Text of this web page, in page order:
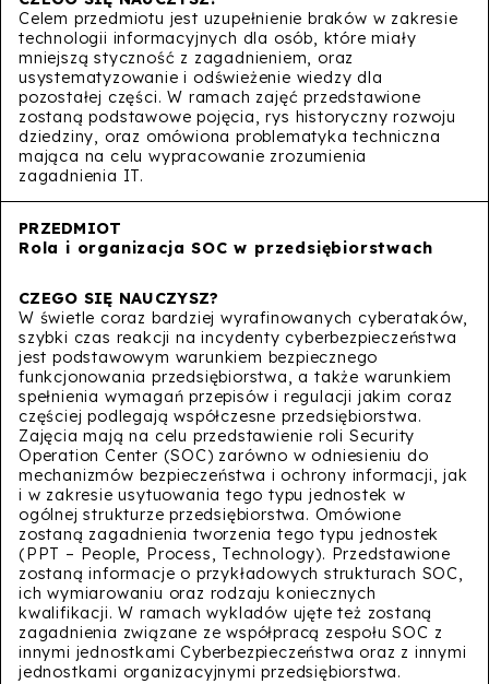
Celem przedmiotu jest uzupełnienie braków w zakresie
technologii informacyjnych dla osób, które miały
mniejszą styczność z zagadnieniem, oraz
usystematyzowanie i odświeżenie wiedzy dla
pozostałej części. W ramach zajęć przedstawione
zostaną podstawowe pojęcia, rys historyczny rozwoju
dziedziny, oraz omówiona problematyka techniczna
mająca na celu wypracowanie zrozumienia
zagadnienia IT.
Rola i organizacja SOC w przedsiębiorstwach
W świetle coraz bardziej wyrafinowanych cyberataków,
szybki czas reakcji na incydenty cyberbezpieczeństwa
jest podstawowym warunkiem bezpiecznego
funkcjonowania przedsiębiorstwa, a także warunkiem
spełnienia wymagań przepisów i regulacji jakim coraz
częściej podlegają współczesne przedsiębiorstwa.
Zajęcia mają na celu przedstawienie roli Security
Operation Center (SOC) zarówno w odniesieniu do
mechanizmów bezpieczeństwa i ochrony informacji, jak
i w zakresie usytuowania tego typu jednostek w
ogólnej strukturze przedsiębiorstwa. Omówione
zostaną zagadnienia tworzenia tego typu jednostek
(PPT – People, Process, Technology). Przedstawione
zostaną informacje o przykładowych strukturach SOC,
ich wymiarowaniu oraz rodzaju koniecznych
kwalifikacji. W ramach wykladów ujęte też zostaną
zagadnienia związane ze współpracą zespołu SOC z
innymi jednostkami Cyberbezpieczeństwa oraz z innymi
jednostkami organizacyjnymi przedsiębiorstwa.